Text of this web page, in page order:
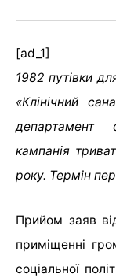
[ad_1]
1982 путівки
«Клінічний
департамент
кампанія
року. Термін
Прийом заяв
приміщенні
соціальної